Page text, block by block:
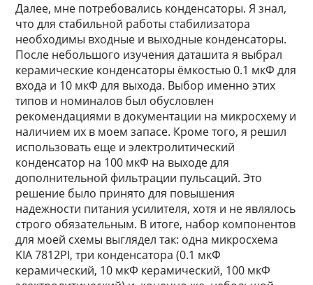
Далее, мне потребовались конденсаторы. Я знал,
что для стабильной работы стабилизатора
необходимы входные и выходные конденсаторы.
После небольшого изучения даташита я выбрал
керамические конденсаторы ёмкостью 0.1 мкФ для
входа и 10 мкФ для выхода. Выбор именно этих
типов и номиналов был обусловлен
рекомендациями в документации на микросхему и
наличием их в моем запасе. Кроме того, я решил
использовать еще и электролитический
конденсатор на 100 мкФ на выходе для
дополнительной фильтрации пульсаций. Это
решение было принято для повышения
надежности питания усилителя, хотя и не являлось
строго обязательным. В итоге, набор компонентов
для моей схемы выглядел так: одна микросхема
KIA 7812PI, три конденсатора (0.1 мкФ
керамический, 10 мкФ керамический, 100 мкФ